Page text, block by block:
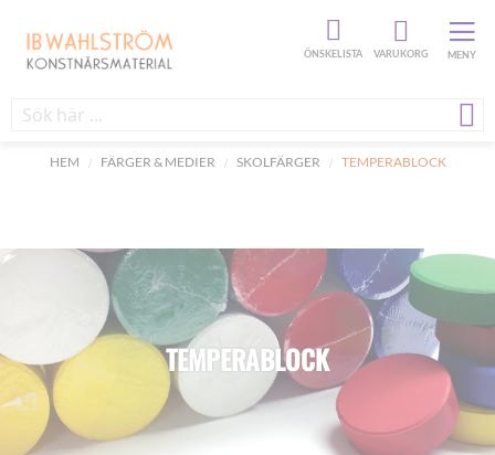
MENY
ÖNSKELISTA VARUKORG
TEMPERABLOCK
HEM FÄRGER & MEDIER SKOLFÄRGER TEMPERABLOCK